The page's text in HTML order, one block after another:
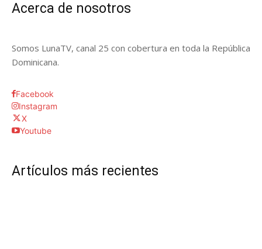
Acerca de nosotros
Somos LunaTV, canal 25 con cobertura en toda la República
Dominicana.
Facebook
Instagram
X
Youtube
Artículos más recientes